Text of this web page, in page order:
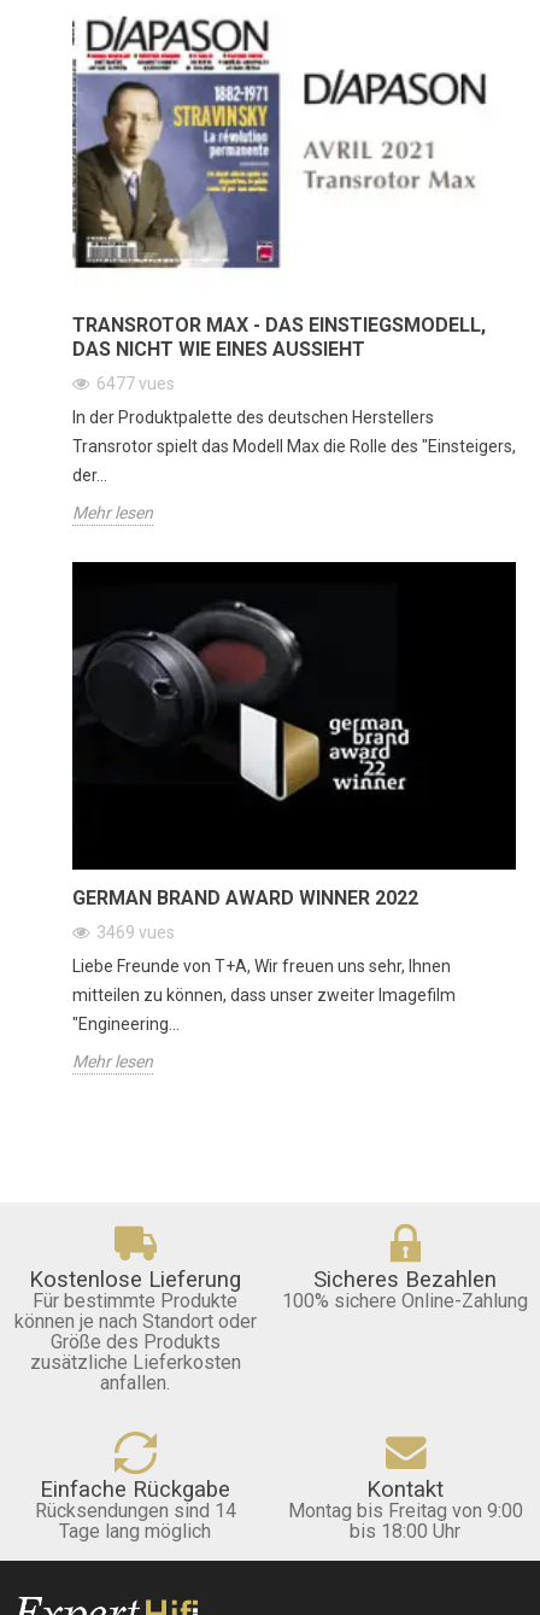
TRANSROTOR MAX - DAS EINSTIEGSMODELL,
DAS NICHT WIE EINES AUSSIEHT
6477vues
In der Produktpalette des deutschen Herstellers
Transrotor spielt das Modell Max die Rolle des "Einsteigers,
der...
Mehr lesen
GERMAN BRAND AWARD WINNER 2022
3469 vues
Liebe Freunde von T+A, Wir freuen uns sehr, Ihnen
mitteilen zu können, dass unser zweiter Imagefilm
"Engineering...
Mehr lesen
Kostenlose Lieferung
Für bestimmte Produkte
können je nach Standort oder
Größe des Produkts
zusätzliche Lieferkosten
anfallen.
Sicheres Bezahlen
100% sichere Online-Zahlung
Einfache Rückgabe
Rücksendungen sind 14
Tage lang möglich
Kontakt
Montag bis Freitag von 9:00
bis 18:00 Uhr